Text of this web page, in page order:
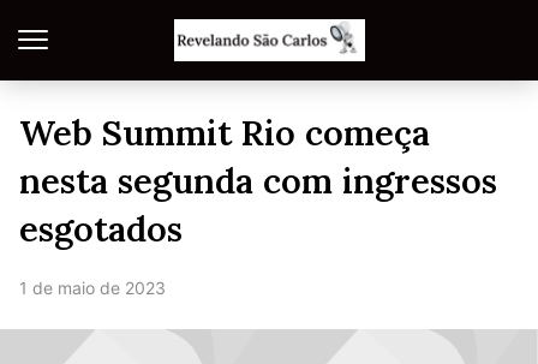
Web Summit Rio começa
nesta segunda com ingressos
esgotados
1 de maio de 2023